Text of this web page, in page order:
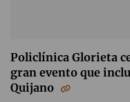
Policlínica Glorieta
gran evento que
Quijano